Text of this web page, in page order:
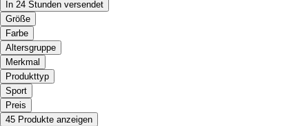
In 24 Stunden versendet
Größe
Farbe
Altersgruppe
Merkmal
Produkttyp
Sport
Preis
45 Produkte anzeigen